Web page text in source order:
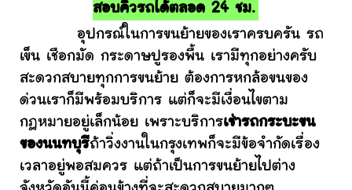
สอบคิวรถได้ตลอด 24 ชม.
อุปกรณ์ในการขนย้ายของเราครบครัน รถ
เข็น เชือกมัด กระดาษปูรองพื้น เรามีทุกอย่างครับ
สะดวกสบายทุกการขนย้าย ต้องการหกล้อขนของ
ด่วนเราก็มีพร้อมบริการ แต่ก็จะมีเงื่อนไขตาม
กฎหมายอยู่เล็กน้อย เพราะบริการเช่ารถกระบะขน
ของนนทบุรีถ้าวิ่งงานในกรุงเทพก็จะมีข้อจำกัดเรื่อง
เวลาอยู่พอสมควร แต่ถ้าเป็นการขนย้ายไปต่าง